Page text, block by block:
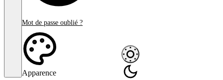
Mot de passe oublié ?
Apparence